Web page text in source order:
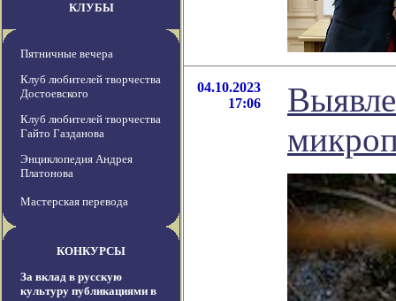
КЛУБЫ
Пятничные вечера
Клуб любителей творчества
Достоевского
Клуб любителей творчества
Гайто Газданова
Энциклопедия Андрея
Платонова
Мастерская перевода
КОНКУРСЫ
За вклад в русскую
культуру публикациями в
04.10.2023
17:06